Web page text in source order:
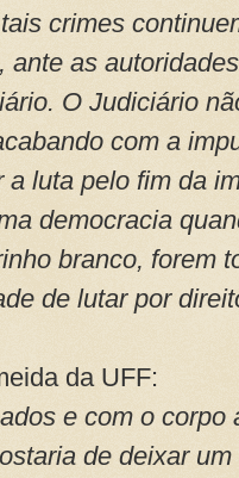
crimes
ante as
O Judiciário
com a
a luta pelo fim da
democracia
branco, forem
de lutar por
da UFF:
e com o
de deixar